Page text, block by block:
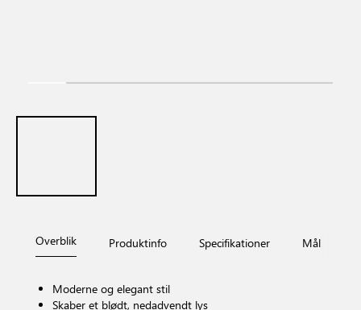
Overblik Produktinfo Specifikationer Mål
Moderne og elegant stil
Skaber et blødt, nedadvendt lys